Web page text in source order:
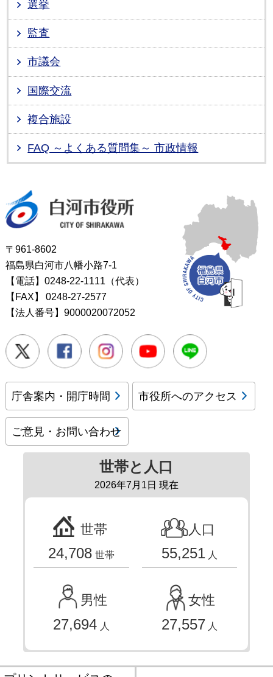
選挙
監査
市議会
国際交流
複合施設
FAQ ～よくある質問集～ 市政情報
〒961-8602
福島県白河市八幡小路7-1
【電話】0248-22-1111（代表）
【FAX】
0248-27-2577
【法人番号】9000020072052
Twitter FacebookInstagramYoutube
庁舎案内・開庁時間 市役所へのアクセス
ご意見・お問い合わせ
世帯と人口
2026年7月1日 現在
世帯
24,708 世帯
人口
55,251 人
男性
27,694 人
女性
27,557 人